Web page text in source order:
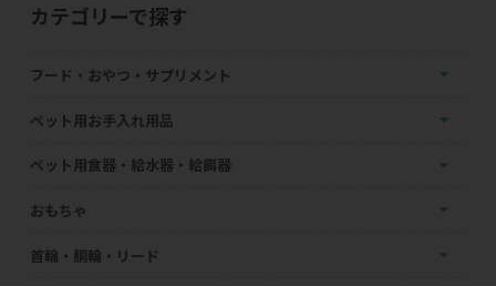
カテゴリーで探す
フード・おやつ・サプリメント
ペット用お手入れ用品
ペット用食器・給水器・給餌器
おもちゃ
首輪・胴輪・リード